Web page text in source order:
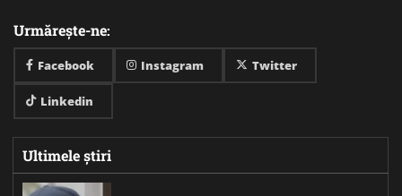
Urmărește-ne:
Facebook Instagram Twitter
Linkedin
Ultimele știri